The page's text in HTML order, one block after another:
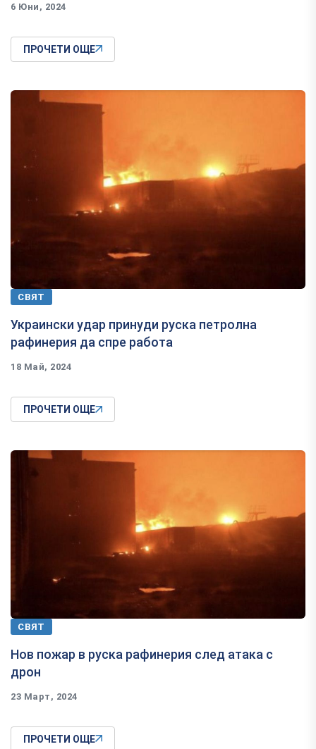
6 Юни, 2024
ПРОЧЕТИ ОЩЕ
СВЯТ
Украински удар принуди руска петролна
рафинерия да спре работа
18 Май, 2024
ПРОЧЕТИ ОЩЕ
СВЯТ
Нов пожар в руска рафинерия след атака с
дрон
23 Март, 2024
ПРОЧЕТИ ОЩЕ